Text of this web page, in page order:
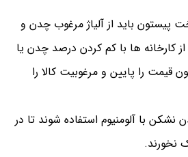
پیستون باید از آلیاژ مرغوب چدن و
کارخانه ها با کم کردن درصد چدن یا
قیمت را پایین و مرغوبیت کالا را
با آلومنیوم استفاده شوند تا در
نخورند.